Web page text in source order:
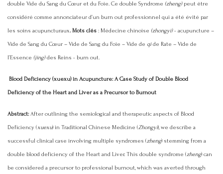
double Vide du Sang du Cœur et du Foie. Ce double Syndrome (zheng)peut être
considéré comme annonciateur d’un burn out professionnel qui a été évité par
les soins acupuncturaux.Mots clés : Médecine chinoise (zhongyi)- acupuncture –
Vide de Sang du Cœur – Vide de Sang du Foie – Vide de qide Rate – Vide de
l’Essence (jing)des Reins - burn out.
Blood Deficiency (xuexu) in Acupuncture: A Case Study of Double Blood
Deficiency of the Heart and Liver as a Precursor to Burnout
Abstract:After outlining the semiological and therapeutic aspects of Blood
Deficiency (xuexu) in Traditional Chinese Medicine (Zhongyi), we describe a
successful clinical case involving multiple syndromes (zheng) stemming from a
double blood deficiency of the Heart and Liver. This double syndrome (zheng) can
be considered a precursor to professional burnout, which was averted through